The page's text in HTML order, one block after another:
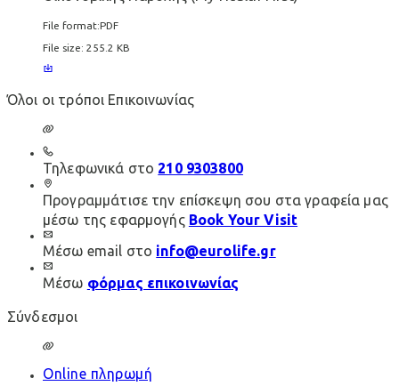
File format:PDF
File size: 255.2 KB
Όλοι οι τρόποι Επικοινωνίας
Τηλεφωνικά στο 210 9303800
Προγραμμάτισε την επίσκεψη σου στα γραφεία μας
μέσω της εφαρμογής Book Your Visit
Μέσω email στο info@eurolife.gr
Μέσω φόρμας επικοινωνίας
Σύνδεσμοι
Online πληρωμή